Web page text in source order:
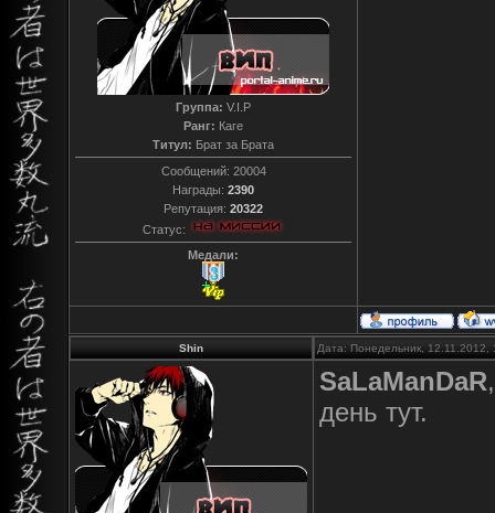
Группа: V.I.P
Ранг: Каге
Титул: Брат за Брата
Сообщений: 20004
Награды: 2390
Репутация: 20322
Статус:
Медали:
Shin Дата: Понедельник,
SaLaManDaR
день тут.